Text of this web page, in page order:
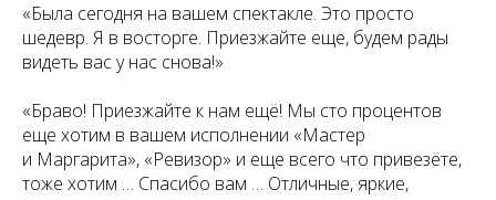
«Была сегодня на вашем спектакле. Это просто
шедевр. Я в восторге. Приезжайте еще, будем рады
видеть вас у нас снова!»
«Браво! Приезжайте к нам ещё! Мы сто процентов
еще хотим в вашем исполнении «Мастер
и Маргарита», «Ревизор» и еще всего что привезёте,
тоже хотим … Спасибо вам … Отличные, яркие,